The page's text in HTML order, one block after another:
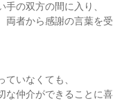
の双方の間に入り、
両者から感謝の言葉を受
いなくても、
な仲介ができることに喜